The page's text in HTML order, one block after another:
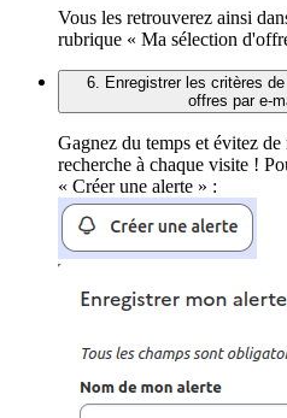
Vous les retrouverez ainsi
rubrique « Ma sélection
6. Enregistrer les critères
offres par e-
Gagnez du temps et évitez
recherche à chaque visite !
« Créer une alerte » :